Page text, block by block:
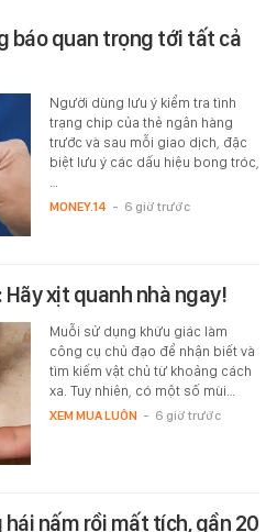
báo quan trọng tới tất cả
Người dùng lưu ý kiểm tra tình
trạng chip của thẻ ngân hàng
trước và sau mỗi giao dịch, đặc
biệt lưu ý các dấu hiệu bong tróc,
…
MONEY.14 - 6 giờ trước
xịt quanh nhà ngay!
Muỗi sử dụng khứu giác làm
công cụ chủ đạo để nhận biết và
tìm kiếm vật chủ từ khoảng cách
xa. Tuy nhiên, có một số mùi…
XEM MUA LUÔN - 6 giờ trước
nấm rồi mất tích, gần 20